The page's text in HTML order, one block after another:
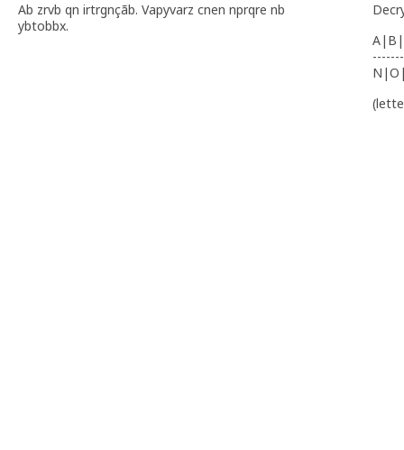
Ab zrvb qn irtrgnçãb. Vapyvarz cnen nprqre nb
ybtobbx.